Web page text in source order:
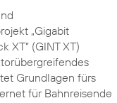
„Gigabit
XT“ (GINT XT)
Grundlagen fürs
für Bahnreisende